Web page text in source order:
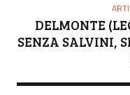
DELMONTE
SENZA SALVINI,